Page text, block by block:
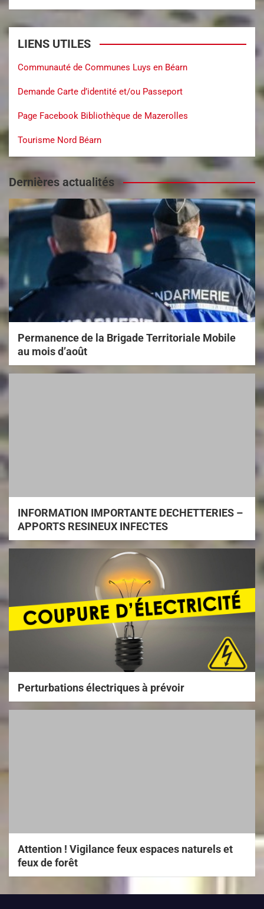
LIENS UTILES
Communauté de Communes Luys en Béarn
Demande Carte d’identité et/ou Passeport
Page Facebook Bibliothèque de Mazerolles
Tourisme Nord Béarn
Dernières actualités
Permanence de la Brigade Territoriale Mobile
au mois d’août
INFORMATION IMPORTANTE DECHETTERIES –
APPORTS RESINEUX INFECTES
Perturbations électriques à prévoir
Attention ! Vigilance feux espaces naturels et
feux de forêt